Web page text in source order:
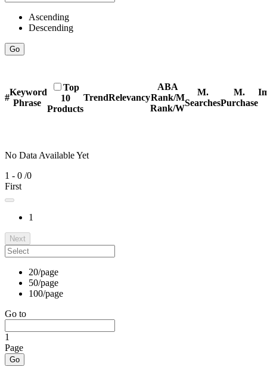
Ascending
Descending
Go
#
Keyword
Phrase
Top
10
Products
TrendRelevancy
ABA
Rank/M
Rank/W
M.
Searches
M.
Purchase
No Data Available Yet
1 - 0 /0
First
1
Next
20/page
50/page
100/page
Go to
1
Page
Go